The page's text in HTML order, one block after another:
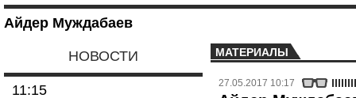
Айдер Муждабаев
НОВОСТИ
11:15
МАТЕРИАЛЫ
27.05.2017 10:17